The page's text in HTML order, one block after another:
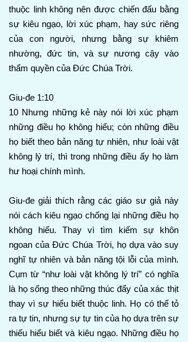
thuộc linh không nên được chiến đấu bằng
sự kiêu ngạo, lời xúc phạm, hay sức riêng
của con người, nhưng bằng sự khiêm
nhường, đức tin, và sự nương cậy vào
thẩm quyền của Đức Chúa Trời.
Giu-đe 1:10
10 Nhưng những kẻ này nói lời xúc phạm
những điều họ không hiểu; còn những điều
họ biết theo bản năng tự nhiên, như loài vật
không lý trí, thì trong những điều ấy họ làm
hư hoại chính mình.
Giu-đe giải thích rằng các giáo sư giả này
nói cách kiêu ngạo chống lại những điều họ
không hiểu. Thay vì tìm kiếm sự khôn
ngoan của Đức Chúa Trời, họ dựa vào suy
nghĩ tự nhiên và bản năng tội lỗi của mình.
Cụm từ “như loài vật không lý trí” có nghĩa
là họ sống theo những thúc đẩy của xác thịt
thay vì sự hiểu biết thuộc linh. Họ có thể tỏ
ra tự tin, nhưng sự tự tin của họ dựa trên sự
thiếu hiểu biết và kiêu ngạo. Những điều họ